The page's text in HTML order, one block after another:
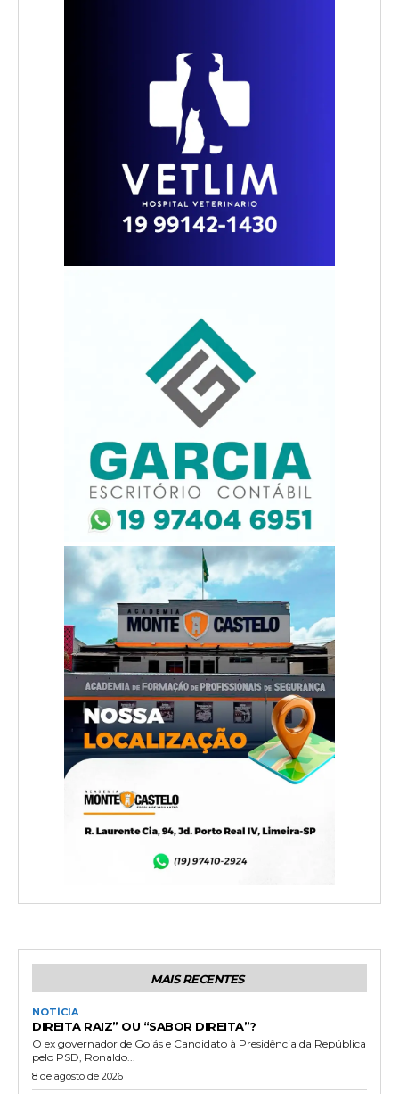
MAIS RECENTES
NOTÍCIA
DIREITA RAIZ” OU “SABOR DIREITA”?
O ex governador de Goiás e Candidato à Presidência da República
pelo PSD, Ronaldo...
8 de agosto de 2026